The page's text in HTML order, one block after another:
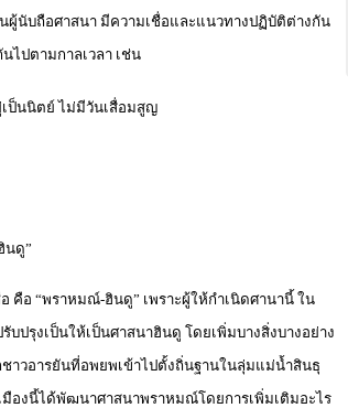
ผู้นับถือศาสนา มีความเชื่อและแนวทางปฏิบัติต่างกัน
ไปตามกาลเวลา เช่น
เป็นนิตย์ ไม่มีวันเสื่อมสูญ
นดู”
คือ “พราหมณ์-ฮินดู” เพราะผู้ให้กำเนิดศานานี้ ใน
ปรุงเป็นให้เป็นศาสนาฮินดู โดยเพิ่มบางสิ่งบางอย่าง
ชาวอารยันที่อพยพเข้าไปตั้งถิ่นฐานในลุ่มแม่น้ำสินธุ
องนี้ได้พัฒนาศาสนาพราหมณ์โดยการเพิ่มเติมอะไร